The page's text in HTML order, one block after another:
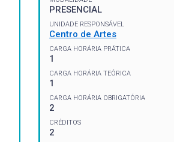
PRESENCIAL
UNIDADE RESPONSÁVEL
Centro de Artes
CARGA HORÁRIA PRÁTICA
1
CARGA HORÁRIA TEÓRICA
1
CARGA HORÁRIA OBRIGATÓRIA
2
CRÉDITOS
2